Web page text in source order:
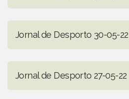
Jornal de Desporto 30-05-22
Jornal de Desporto 27-05-22